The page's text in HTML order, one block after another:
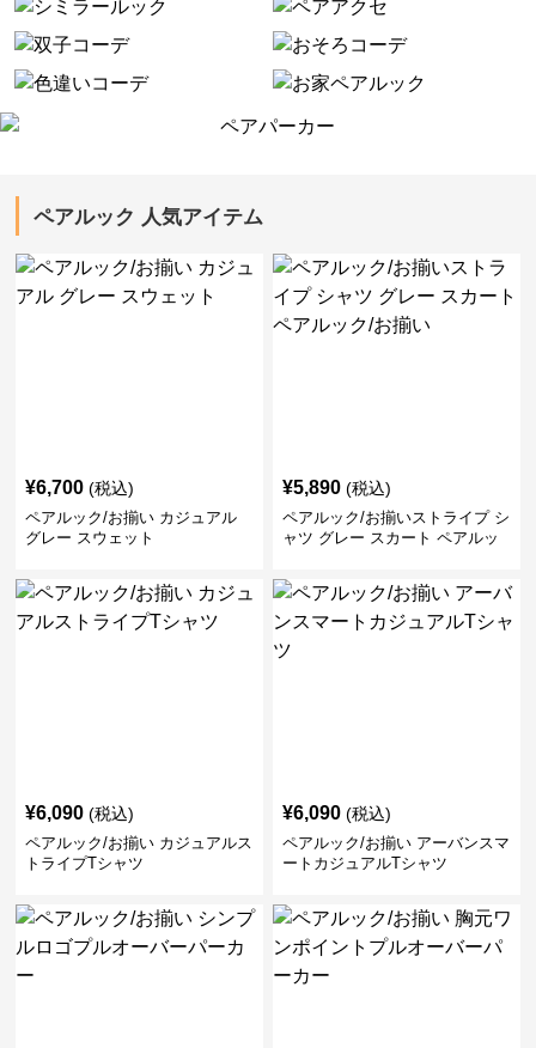
ペアルック 人気アイテム
¥6,700 (税込)
ペアルック/お揃い カジュアル
グレー スウェット
¥5,890 (税込)
ペアルック/お揃いストライプ シ
ャツ グレー スカート ペアルッ
¥6,090 (税込)
ペアルック/お揃い カジュアルス
トライプTシャツ
¥6,090 (税込)
ペアルック/お揃い アーバンスマ
ートカジュアルTシャツ